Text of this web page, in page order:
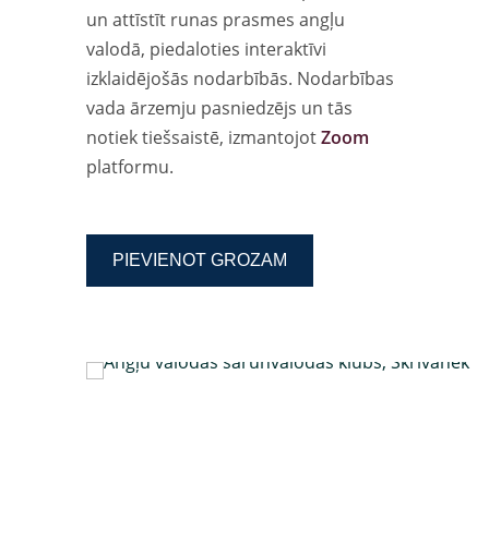
un attīstīt runas prasmes angļu
valodā, piedaloties interaktīvi
izklaidējošās nodarbībās. Nodarbības
vada ārzemju pasniedzējs un tās
notiek tiešsaistē, izmantojotZoom
platformu.
PIEVIENOT GROZAM